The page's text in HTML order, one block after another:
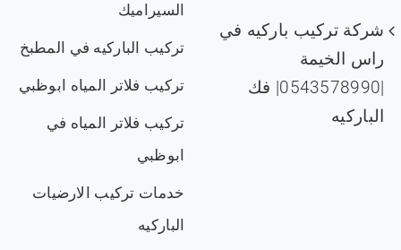
شركة تركيب باركيه في
راس الخيمة
|0543578990| فك
الباركيه
السيراميك
تركيب الباركيه في المطبخ
تركيب فلاتر المياه ابوظبي
تركيب فلاتر المياه في
ابوظبي
خدمات تركيب الارضيات
الباركيه